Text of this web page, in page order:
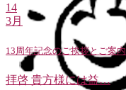
14
3月
13周年記念のご挨拶とご案内
拝啓 貴方様には益…